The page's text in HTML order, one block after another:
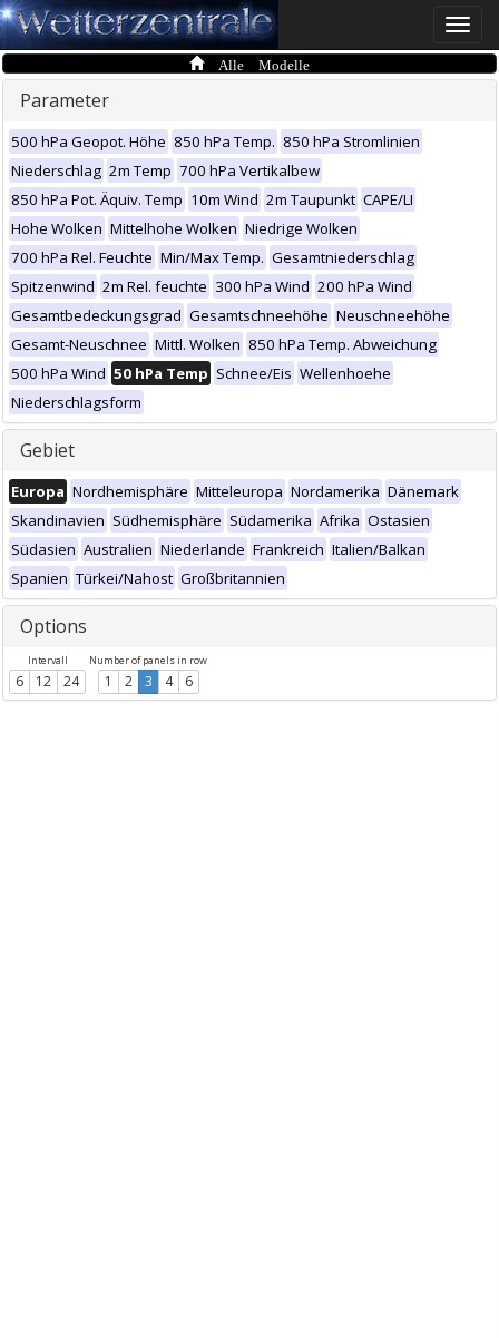
Toggle
Alle Modelle
Parameter
500 hPa Geopot. Höhe 850 hPa Temp. 850 hPa Stromlinien
Niederschlag 2m Temp 700 hPa Vertikalbew
850 hPa Pot. Äquiv. Temp 10m Wind 2m Taupunkt CAPE/LI
Hohe Wolken Mittelhohe Wolken Niedrige Wolken
700 hPa Rel. Feuchte Min/Max Temp. Gesamtniederschlag
Spitzenwind 2m Rel. feuchte 300 hPa Wind 200 hPa Wind
Gesamtbedeckungsgrad Gesamtschneehöhe Neuschneehöhe
Gesamt-Neuschnee Mittl. Wolken 850 hPa Temp. Abweichung
500 hPa Wind 50 hPa Temp Schnee/Eis Wellenhoehe
Niederschlagsform
Gebiet
Europa Nordhemisphäre Mitteleuropa Nordamerika Dänemark
Skandinavien Südhemisphäre Südamerika Afrika Ostasien
Südasien Australien Niederlande Frankreich Italien/Balkan
Spanien Türkei/Nahost Großbritannien
Options
Intervall
6 12 24
Number of panels in row
1 2 3 4 6